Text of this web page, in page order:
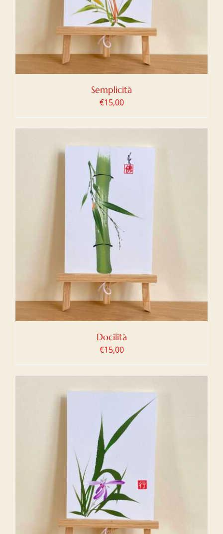
Semplicità
€15,00
Docilità
€15,00